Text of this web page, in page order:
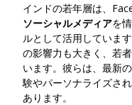
インドの若年層は、
ソーシャルメディアを
ルとして活用 していま
の影響力も大きく、若
います。彼らは、最新
験やパーソナライズさ
あります。